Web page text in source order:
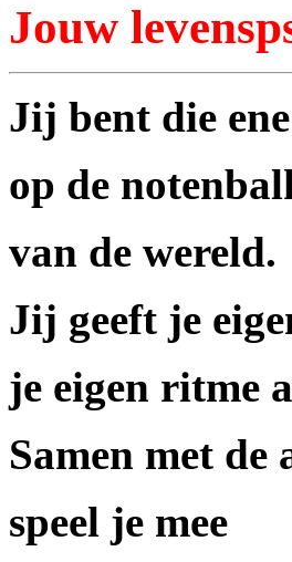
Jouw
Jij bent die
op de
van de wereld.
Jij geeft je
je eigen ritme
Samen met de
speel je mee